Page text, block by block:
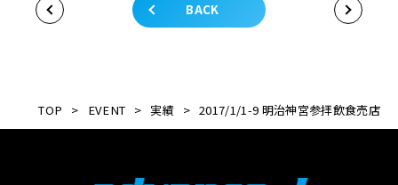
BACK
TOP > EVENT > 実績 > 2017/1/1-9 明治神宮参拝飲食売店